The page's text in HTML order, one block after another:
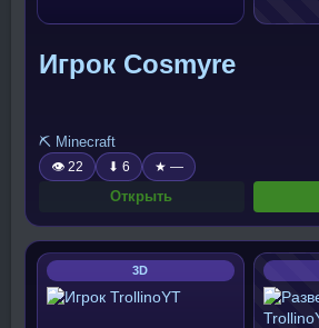
Игрок Cosmyre
⛏️ Minecraft
👁 22 ⬇ 6 ★ —
Открыть
3D